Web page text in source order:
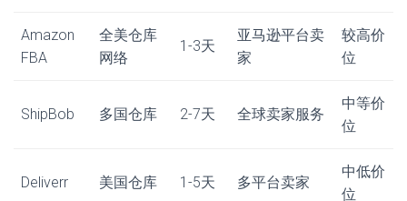
Amazon
FBA
全美仓库
网络
1-3天
亚马逊平台卖
家
较高价
位
ShipBob 多国仓库 2-7天 全球卖家服务
中等价
位
Deliverr 美国仓库 1-5天 多平台卖家
中低价
位